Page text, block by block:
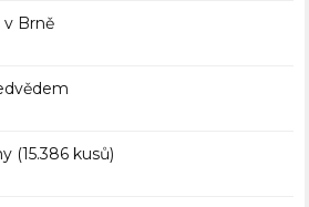
Brně
(15.386 kusů)